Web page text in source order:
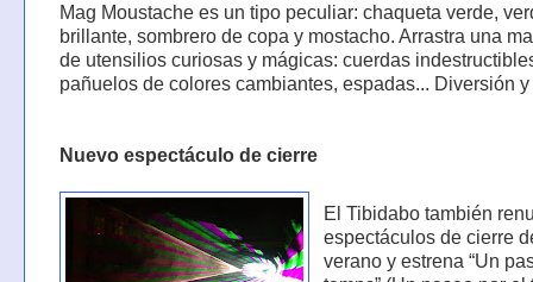
Mag Moustache es un tipo peculiar: chaqueta verde,
brillante, sombrero de copa y mostacho. Arrastra una
de utensilios curiosas y mágicas: cuerdas
pañuelos de colores cambiantes, espadas... Diversión
Nuevo espectáculo de cierre
El Tibidabo también
espectáculos de cierre
verano y estrena “Un